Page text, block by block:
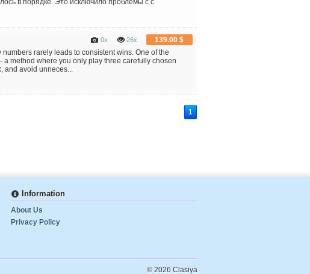
в порядке. Это исключило проблемы с с
139.00 $
26x
0x
rarely leads to consistent wins. One of the
method where you only play three carefully chosen
and avoid unneces...
1
Information
About Us
Privacy Policy
© 2026 Clasiya